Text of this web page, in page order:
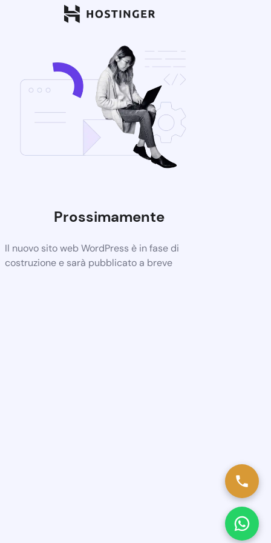
Prossimamente
Il nuovo sito web WordPress è in fase di
costruzione e sarà pubblicato a breve